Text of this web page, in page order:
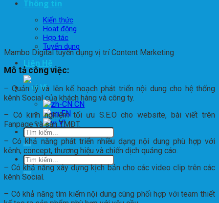
Thông tin
Kiến thức
Hoạt động
Hợp tác
Tuyển dụng
Liên Hệ
VI
EN
VI
Mambo Digital tuyển dụng vị trí Content Marketing
Mô tả công việc:
– Quản lý và lên kế hoạch phát triển nội dung cho hệ thống
kênh Social của khách hàng và công ty.
– Có kinh nghiệm tối ưu S.E.O cho website, bài viết trên
Fanpage và sàn TMĐT.
– Có khả năng phát triển nhiều dạng nội dung phù hợp với
kênh, concept, thương hiệu và chiến dịch quảng cáo.
– Có khả năng xây dựng kịch bản cho các video clip trên các
kênh Social.
– Có khả năng tìm kiếm nội dung cùng phối hợp với team thiết